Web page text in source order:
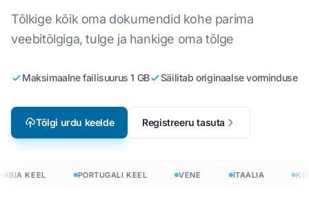
Tõlkige kõik oma dokumendid kohe parima
veebitõlgiga, tulge ja hankige oma tõlge
Maksimaalne failisuurus 1 GB Säilitab originaalse vorminduse
Tõlgi urdu keelde Registreeru tasuta
KEEL PORTUGALI KEEL VENE ITAALIA